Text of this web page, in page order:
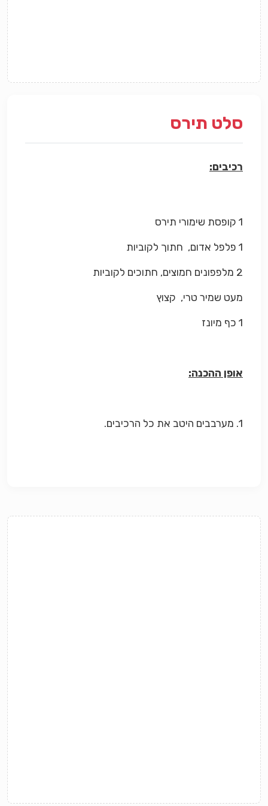
סלט תירס
רכיבים:
1 קופסת שימורי תירס
1 פלפל אדום, חתוך לקוביות
2 מלפפונים חמוצים, חתוכים לקוביות
מעט שמיר טרי, קצוץ
1 כף מיונז
אופן ההכנה:
1. מערבבים היטב את כל הרכיבים.